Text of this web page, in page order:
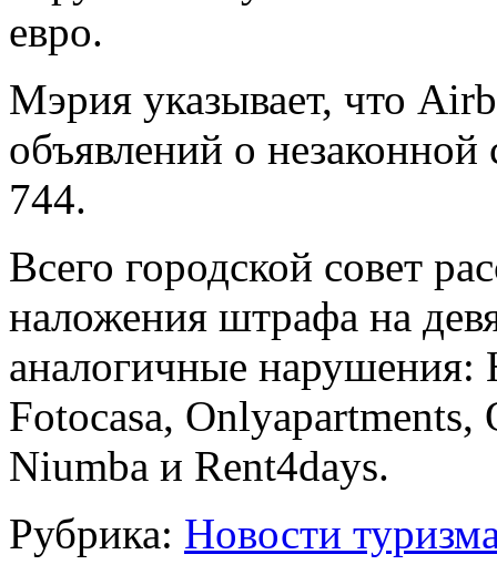
евро.
Мэрия указывает, что
объявлений о
744.
Всего городской совет
наложения штрафа на
аналогичные нарушения:
Fotocasa,
Niumba и Rent4days.
Рубрика: Новости